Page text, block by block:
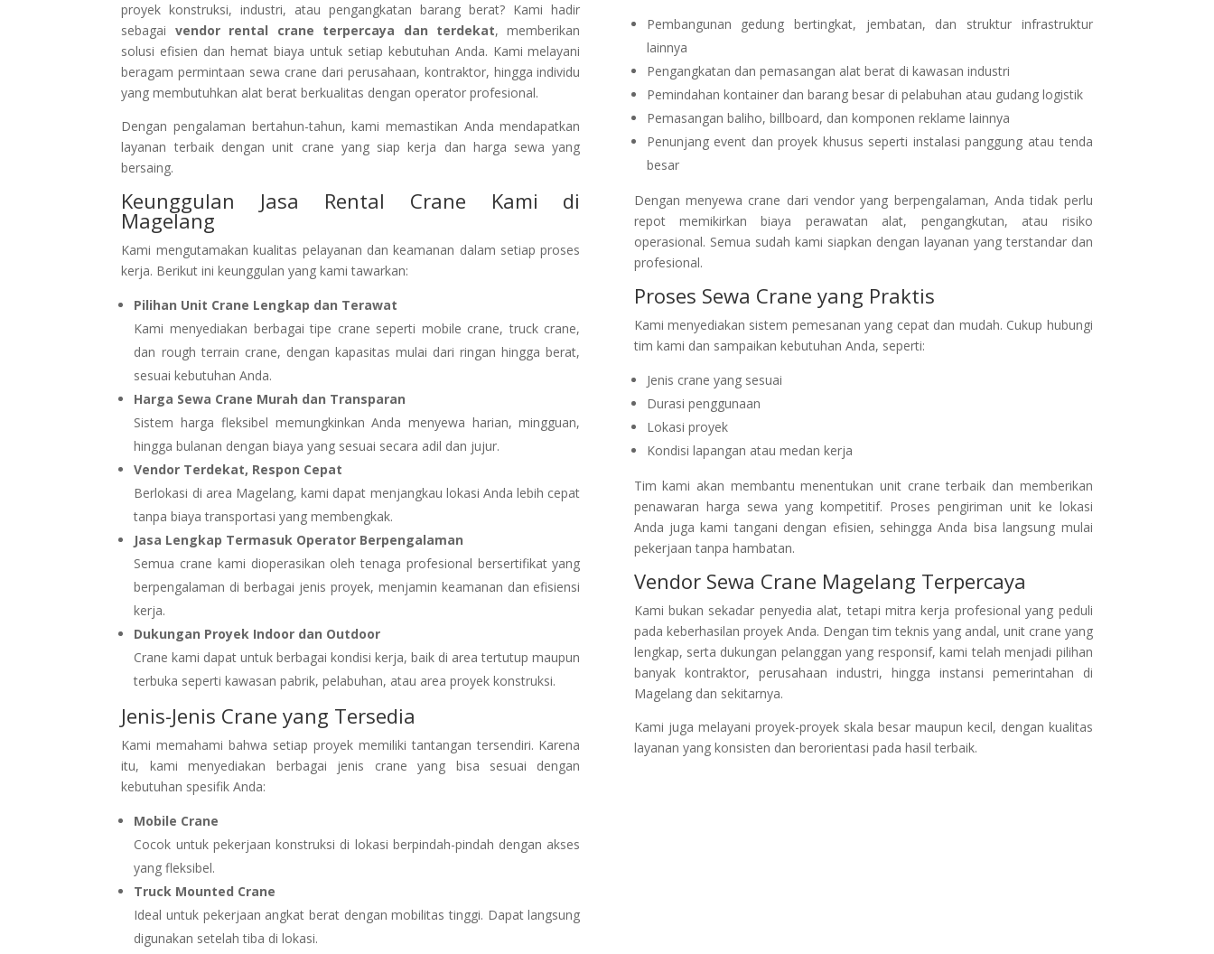
proyek konstruksi, industri, atau pengangkatan barang berat? Kami hadir
sebagai vendor rental crane terpercaya dan terdekat, memberikan
solusi efisien dan hemat biaya untuk setiap kebutuhan Anda. Kami melayani
beragam permintaan sewa crane dari perusahaan, kontraktor, hingga individu
yang membutuhkan alat berat berkualitas dengan operator profesional.
Dengan pengalaman bertahun-tahun, kami memastikan Anda mendapatkan
layanan terbaik dengan unit crane yang siap kerja dan harga sewa yang
bersaing.
Keunggulan Jasa Rental Crane Kami di
Magelang
Kami mengutamakan kualitas pelayanan dan keamanan dalam setiap proses
kerja. Berikut ini keunggulan yang kami tawarkan:
Pilihan Unit Crane Lengkap dan Terawat
Kami menyediakan berbagai tipe crane seperti mobile crane, truck crane,
dan rough terrain crane, dengan kapasitas mulai dari ringan hingga berat,
sesuai kebutuhan Anda.
Harga Sewa Crane Murah dan Transparan
Sistem harga fleksibel memungkinkan Anda menyewa harian, mingguan,
hingga bulanan dengan biaya yang sesuai secara adil dan jujur.
Vendor Terdekat, Respon Cepat
Berlokasi di area Magelang, kami dapat menjangkau lokasi Anda lebih cepat
tanpa biaya transportasi yang membengkak.
Jasa Lengkap Termasuk Operator Berpengalaman
Semua crane kami dioperasikan oleh tenaga profesional bersertifikat yang
berpengalaman di berbagai jenis proyek, menjamin keamanan dan efisiensi
kerja.
Dukungan Proyek Indoor dan Outdoor
Crane kami dapat untuk berbagai kondisi kerja, baik di area tertutup maupun
terbuka seperti kawasan pabrik, pelabuhan, atau area proyek konstruksi.
Jenis-Jenis Crane yang Tersedia
Kami memahami bahwa setiap proyek memiliki tantangan tersendiri. Karena
itu, kami menyediakan berbagai jenis crane yang bisa sesuai dengan
kebutuhan spesifik Anda:
Mobile Crane
Cocok untuk pekerjaan konstruksi di lokasi berpindah-pindah dengan akses
yang fleksibel.
Truck Mounted Crane
Ideal untuk pekerjaan angkat berat dengan mobilitas tinggi. Dapat langsung
digunakan setelah tiba di lokasi.
Pembangunan gedung bertingkat, jembatan, dan struktur infrastruktur
lainnya
Pengangkatan dan pemasangan alat berat di kawasan industri
Pemindahan kontainer dan barang besar di pelabuhan atau gudang logistik
Pemasangan baliho, billboard, dan komponen reklame lainnya
Penunjang event dan proyek khusus seperti instalasi panggung atau tenda
besar
Dengan menyewa crane dari vendor yang berpengalaman, Anda tidak perlu
repot memikirkan biaya perawatan alat, pengangkutan, atau risiko
operasional. Semua sudah kami siapkan dengan layanan yang terstandar dan
profesional.
Proses Sewa Crane yang Praktis
Kami menyediakan sistem pemesanan yang cepat dan mudah. Cukup hubungi
tim kami dan sampaikan kebutuhan Anda, seperti:
Jenis crane yang sesuai
Durasi penggunaan
Lokasi proyek
Kondisi lapangan atau medan kerja
Tim kami akan membantu menentukan unit crane terbaik dan memberikan
penawaran harga sewa yang kompetitif. Proses pengiriman unit ke lokasi
Anda juga kami tangani dengan efisien, sehingga Anda bisa langsung mulai
pekerjaan tanpa hambatan.
Vendor Sewa Crane Magelang Terpercaya
Kami bukan sekadar penyedia alat, tetapi mitra kerja profesional yang peduli
pada keberhasilan proyek Anda. Dengan tim teknis yang andal, unit crane yang
lengkap, serta dukungan pelanggan yang responsif, kami telah menjadi pilihan
banyak kontraktor, perusahaan industri, hingga instansi pemerintahan di
Magelang dan sekitarnya.
Kami juga melayani proyek-proyek skala besar maupun kecil, dengan kualitas
layanan yang konsisten dan berorientasi pada hasil terbaik.